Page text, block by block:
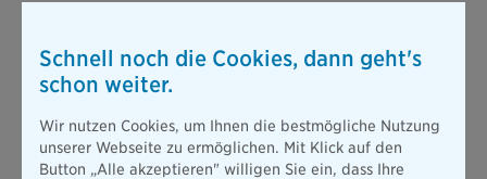
Wenn Sie nach einem Unfall oder einer Krankheit nur noch
teilweise oder gar nicht mehr arbeiten können, erhalten Sie
meist nur geringe gesetzliche Leistungen. Diese reichen in der
Regel nicht aus, um den gewohnten Lebensstandard zu
halten. Deswegen ist es häufig sinnvoll, sich über eine private
Unfallversicherung zusätzlich finanziell abzusichern.
Schnell noch die Cookies, dann geht's
schon weiter.
Wir nutzen Cookies, um Ihnen die bestmögliche Nutzung
unserer Webseite zu ermöglichen. Mit Klick auf den
Button „Alle akzeptieren" willigen Sie ein, dass Ihre